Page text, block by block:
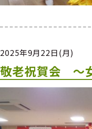
2025年9月22日(月)
敬老祝賀会 ～